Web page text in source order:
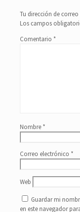
Tu dirección de
Los campos
Comentario *
Nombre *
Correo electrónico *
Web
Guardar mi
en este navegador